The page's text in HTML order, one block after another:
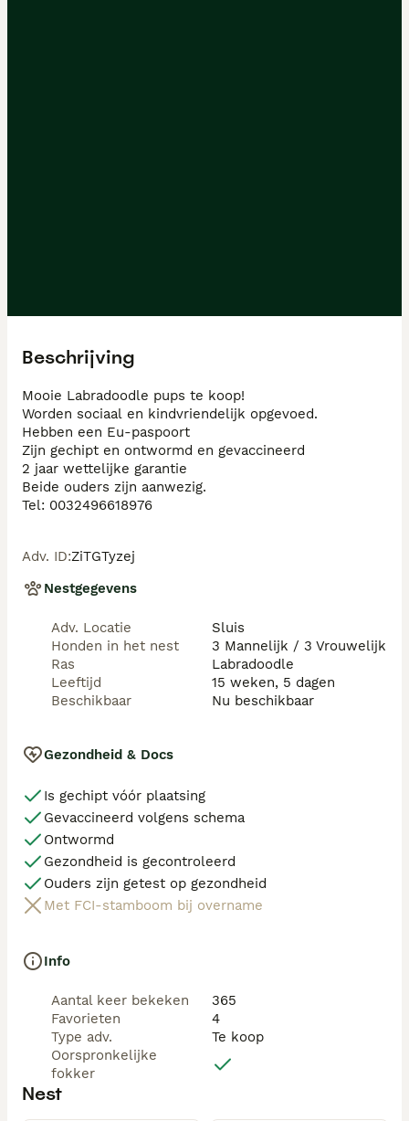
Beschrijving
Mooie Labradoodle pups te koop!
Worden sociaal en kindvriendelijk opgevoed.
Hebben een Eu-paspoort
Zijn gechipt en ontwormd en gevaccineerd
2 jaar wettelijke garantie
Beide ouders zijn aanwezig.
Tel: 0032496618976
Adv. ID:ZiTGTyzej
Nestgegevens
Adv. Locatie
Sluis
Honden in het nest
3 Mannelijk / 3 Vrouwelijk
Ras
Labradoodle
Leeftijd
15 weken, 5 dagen
Beschikbaar
Nu beschikbaar
Gezondheid & Docs
Is gechipt vóór plaatsing
Gevaccineerd volgens schema
Ontwormd
Gezondheid is gecontroleerd
Ouders zijn getest op gezondheid
Met FCI-stamboom bij overname
Info
Aantal keer bekeken
365
Favorieten
4
Type adv.
Te koop
Oorspronkelijke
fokker
Nest